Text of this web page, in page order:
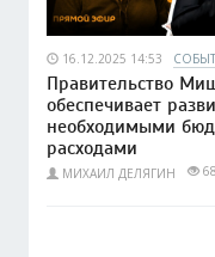
16.12.2025 14:53
Правительство
обеспечивает
необходимыми
расходами
МИХАИЛ ДЕЛЯГИН